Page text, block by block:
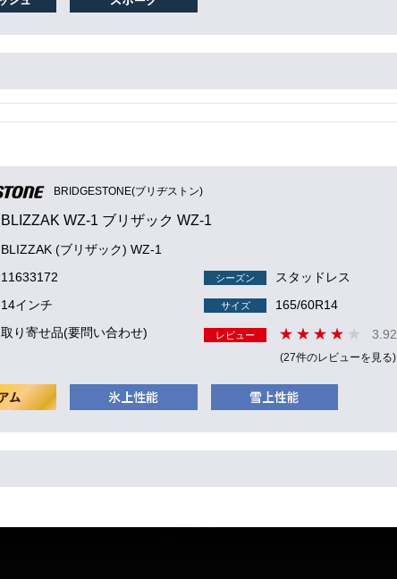
BRIDGESTONE(ブリヂストン)
BLIZZAK WZ-1 ブリザック WZ-1
BLIZZAK (ブリザック) WZ-1
11633172 シーズン スタッドレス
14インチ サイズ 165/60R14
取り寄せ品(要問い合わせ) レビュー 3.92
(27件のレビューを見る)